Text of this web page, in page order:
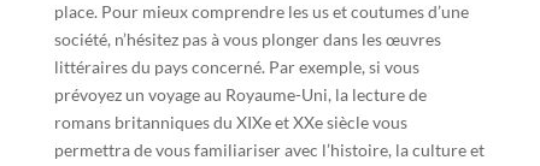
place. Pour mieux comprendre les us et coutumes d’une
société, n’hésitez pas à vous plonger dans les œuvres
littéraires du pays concerné. Par exemple, si vous
prévoyez un voyage au Royaume-Uni, la lecture de
romans britanniques du XIXe et XXe siècle vous
permettra de vous familiariser avec l’histoire, la culture et